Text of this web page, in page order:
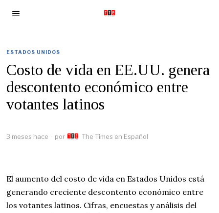
ESTADOS UNIDOS
Costo de vida en EE.UU. genera
descontento económico entre
votantes latinos
3 meses hace por The Times en Español
El aumento del costo de vida en Estados Unidos está
generando creciente descontento económico entre
los votantes latinos. Cifras, encuestas y análisis del